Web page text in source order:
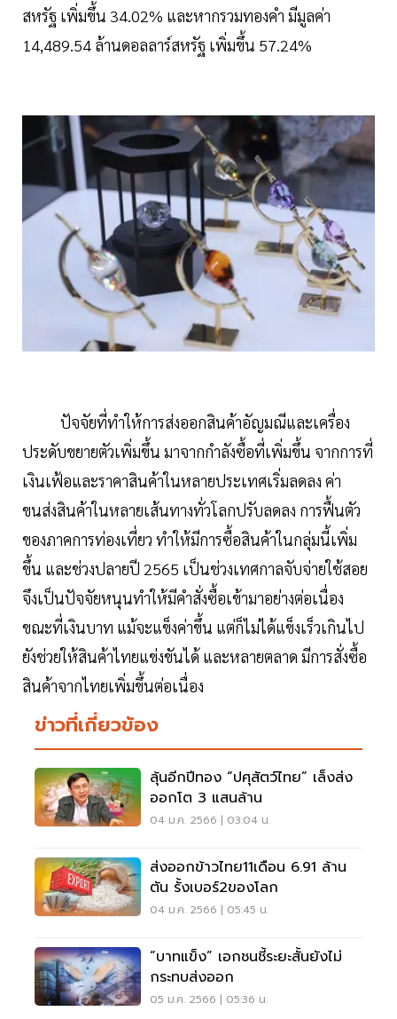
สหรัฐ เพิ่มขึ้น 34.02% และหากรวมทองคำ มีมูลค่า
14,489.54 ล้านดอลลาร์สหรัฐ เพิ่มขึ้น 57.24%
ปัจจัยที่ทำให้การส่งออกสินค้าอัญมณีและเครื่อง
ประดับขยายตัวเพิ่มขึ้น มาจากกำลังซื้อที่เพิ่มขึ้น จากการที่
เงินเฟ้อและราคาสินค้าในหลายประเทศเริ่มลดลง ค่า
ขนส่งสินค้าในหลายเส้นทางทั่วโลกปรับลดลง การฟื้นตัว
ของภาคการท่องเที่ยว ทำให้มีการซื้อสินค้าในกลุ่มนี้เพิ่ม
ขึ้น และช่วงปลายปี 2565 เป็นช่วงเทศกาลจับจ่ายใช้สอย
จึงเป็นปัจจัยหนุนทำให้มีคำสั่งซื้อเข้ามาอย่างต่อเนื่อง
ขณะที่เงินบาท แม้จะแข็งค่าขึ้น แต่ก็ไม่ได้แข็งเร็วเกินไป
ยังช่วยให้สินค้าไทยแข่งขันได้ และหลายตลาด มีการสั่งซื้อ
สินค้าจากไทยเพิ่มขึ้นต่อเนื่อง
ข่าวที่เกี่ยวข้อง
ลุ้นอีกปีทอง “ปศุสัตว์ไทย” เล็งส่ง
ออกโต 3 แสนล้าน
04 ม.ค. 2566 | 03:04 น.
ส่งออกข้าวไทย11เดือน 6.91 ล้าน
ตัน รั้งเบอร์2ของโลก
04 ม.ค. 2566 | 05:45 น.
“บาทแข็ง” เอกชนชี้ระยะสั้นยังไม่
กระทบส่งออก
05 ม.ค. 2566 | 05:36 น.